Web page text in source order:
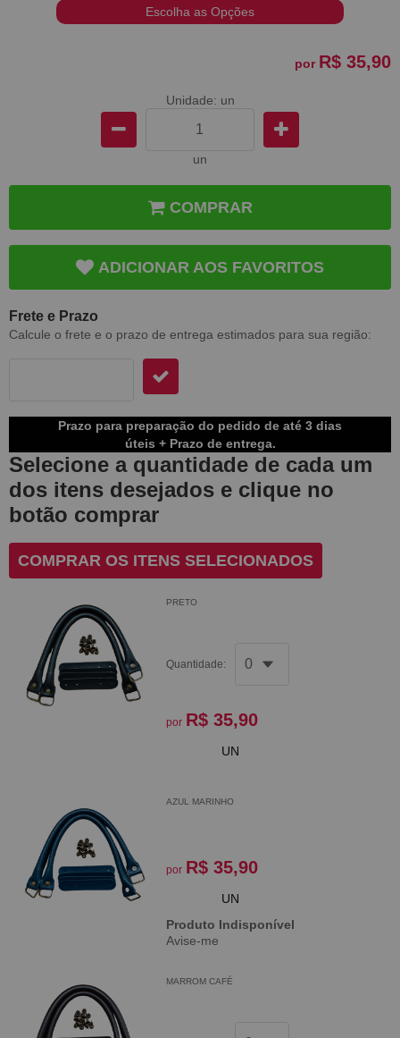
Escolha as Opções
por R$ 35,90
Unidade: un
un
COMPRAR
ADICIONAR AOS FAVORITOS
Frete e Prazo
Calcule o frete e o prazo de entrega estimados para sua região:
Prazo para preparação do pedido de até 3 dias
úteis + Prazo de entrega.
Selecione a quantidade de cada um
dos itens desejados e clique no
botão comprar
COMPRAR OS ITENS SELECIONADOS
PRETO
Quantidade:
por R$ 35,90
UN
AZUL MARINHO
por R$ 35,90
UN
Produto Indisponível
Avise-me
MARROM CAFÉ